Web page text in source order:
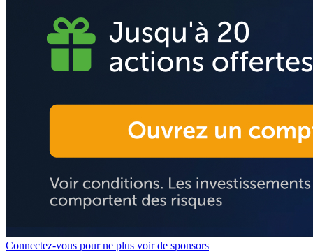
Connectez-vous pour ne plus voir de sponsors